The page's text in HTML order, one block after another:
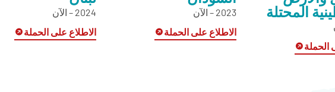
2024 – الآن
الاطلاع على الحملة
2023 – الآن
الاطلاع على الحملة
المحتلة
الحملة